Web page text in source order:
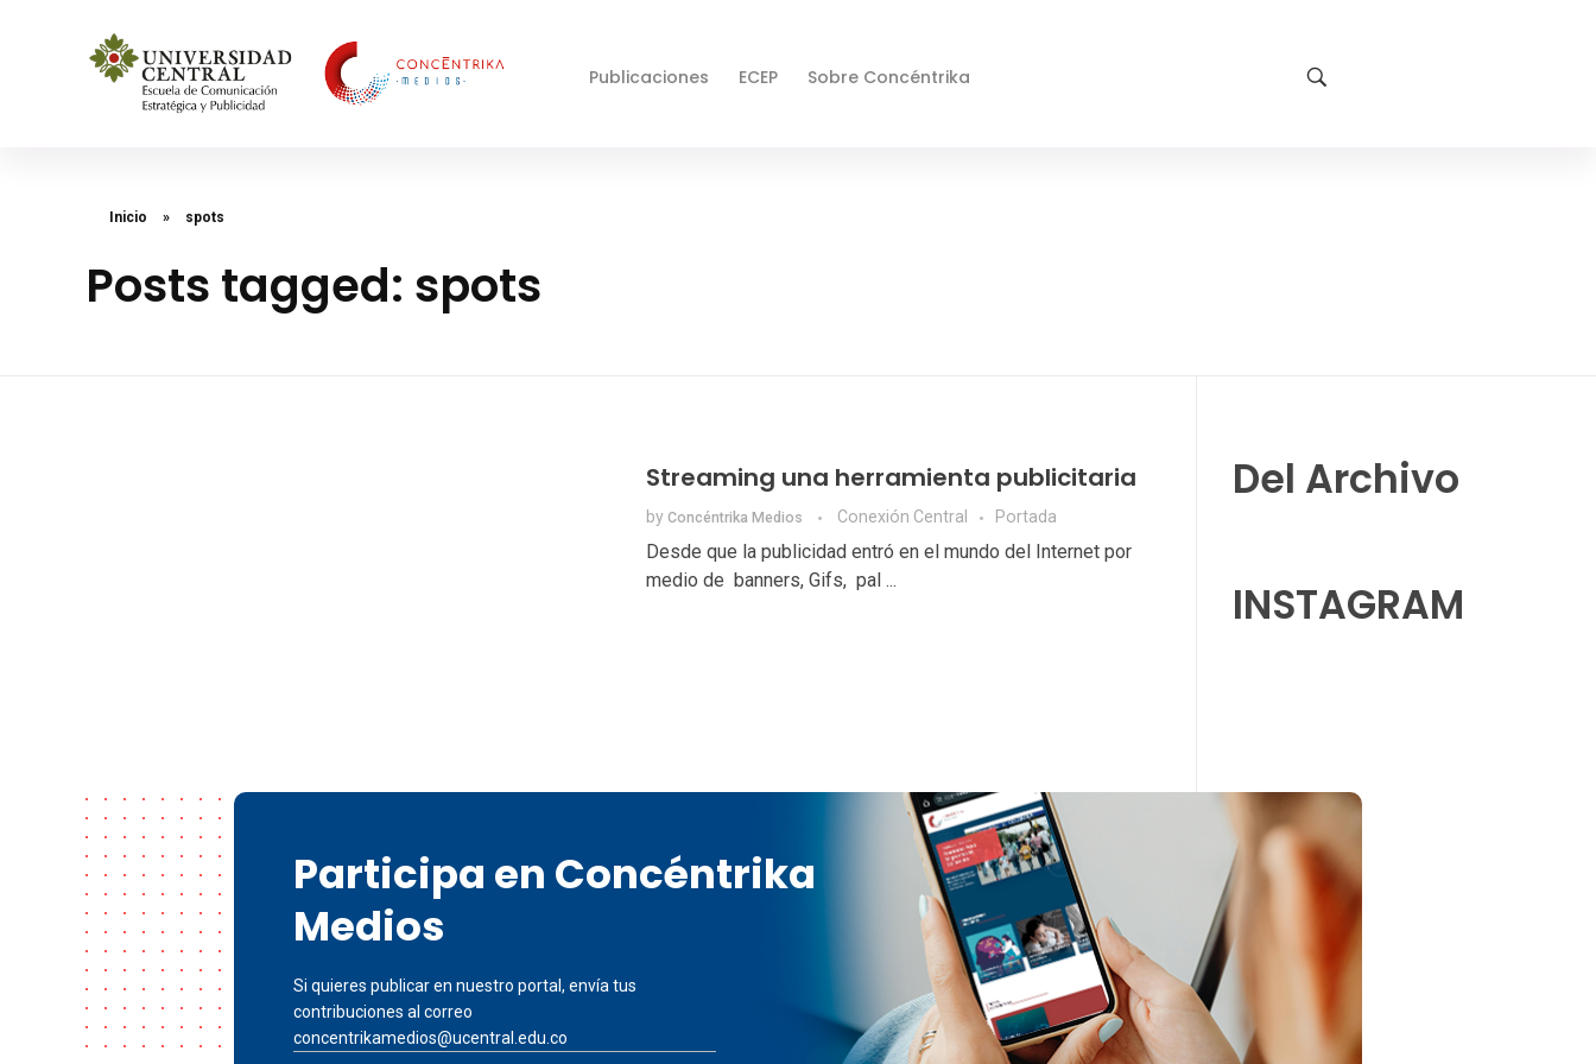
Publicaciones ECEP Sobre Concéntrika
Inicio » spots
Posts tagged: spots
Streaming una herramienta publicitaria
by Concéntrika Medios Conexión Central Portada
Desde que la publicidad entró en el mundo del Internet por
medio de banners, Gifs, pal ...
Del Archivo
INSTAGRAM
Participa en Concéntrika
Medios
Si quieres publicar en nuestro portal, envía tus
contribuciones al correo
concentrikamedios@ucentral.edu.co